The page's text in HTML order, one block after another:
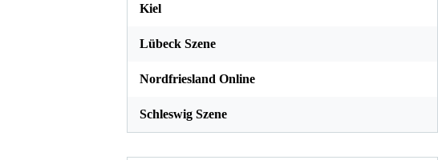
Kiel
Lübeck Szene
Nordfriesland Online
Schleswig Szene